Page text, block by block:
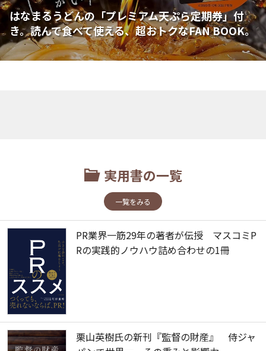
はなまるうどんの「プレミアム天ぷら定期券」付
き。読んで食べて使える、超おトクなFAN BOOK。
実用書の一覧
一覧をみる
PR業界一筋29年の著者が伝授 マスコミP
Rの実践的ノウハウ詰め合わせの1冊
栗山英樹氏の新刊『監督の財産』 侍ジャ